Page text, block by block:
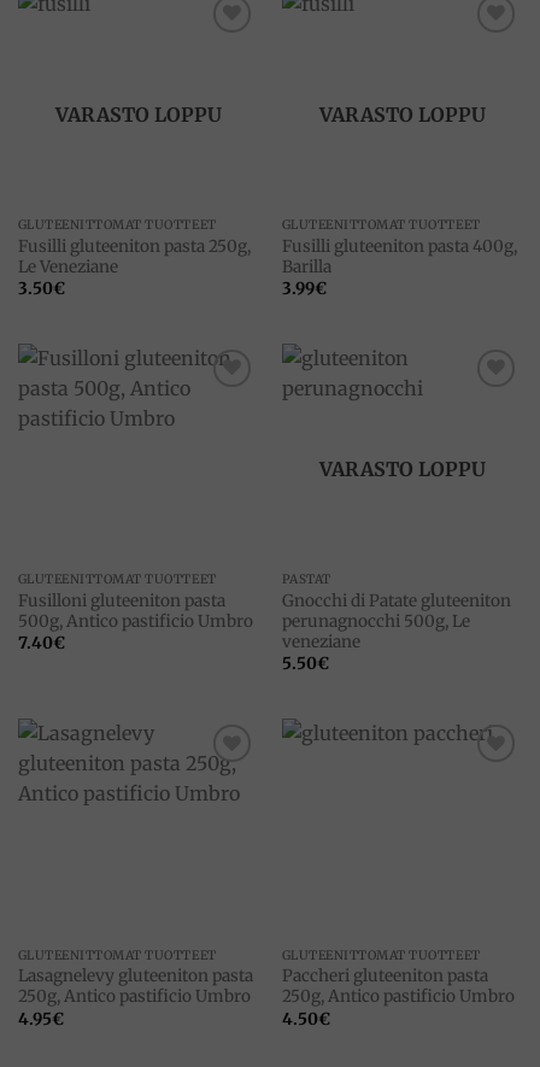
VARASTO LOPPU
GLUTEENITTOMAT TUOTTEET
Fusilli gluteeniton pasta 250g,
Le Veneziane
3.50€
VARASTO LOPPU
GLUTEENITTOMAT TUOTTEET
Fusilli gluteeniton pasta 400g,
Barilla
3.99€
GLUTEENITTOMAT TUOTTEET
Fusilloni gluteeniton pasta
500g, Antico pastificio Umbro
7.40€
VARASTO LOPPU
PASTAT
Gnocchi di Patate gluteeniton
perunagnocchi 500g, Le
veneziane
5.50€
Add to
wishlist
GLUTEENITTOMAT TUOTTEET
Lasagnelevy gluteeniton pasta
250g, Antico pastificio Umbro
4.95€
GLUTEENITTOMAT TUOTTEET
Paccheri gluteeniton pasta
250g, Antico pastificio Umbro
4.50€